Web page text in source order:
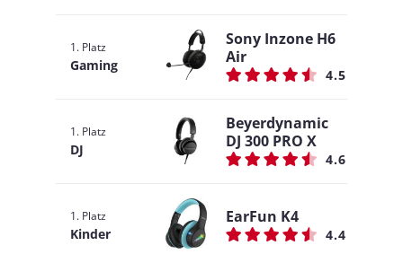
1. Platz
Gaming
Sony Inzone H6
Air
4.5
1. Platz
DJ
Beyerdynamic
DJ 300 PRO X
4.6
1. Platz
Kinder
EarFun K4
4.4